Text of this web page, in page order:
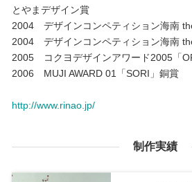
とやまデザイン賞
2004 デザインコンペティション海南
2004 デザインコンペティション海南
2005 コクヨデザインアワード2005「
2006 MUJI AWARD 01「SORI」銅賞
http://www.rinao.jp/
制作実績